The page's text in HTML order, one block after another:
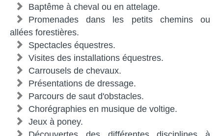
Baptême à cheval ou en attelage.
Promenades dans les petits chemins ou
allées forestières.
Spectacles équestres.
Visites des installations équestres.
Carrousels de chevaux.
Présentations de dressage.
Parcours de saut d'obstacles.
Chorégraphies en musique de voltige.
Jeux à poney.